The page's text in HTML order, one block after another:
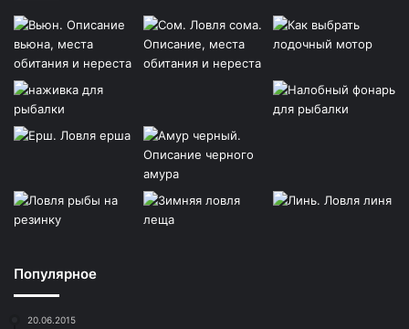
Популярное
20.06.2015